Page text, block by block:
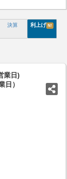
決算 利上げ N!
業日)
）